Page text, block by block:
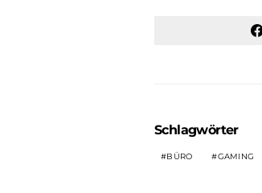
Schlagwörter
BÜRO GAMING